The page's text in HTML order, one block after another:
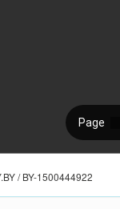
/ BY-1500444922